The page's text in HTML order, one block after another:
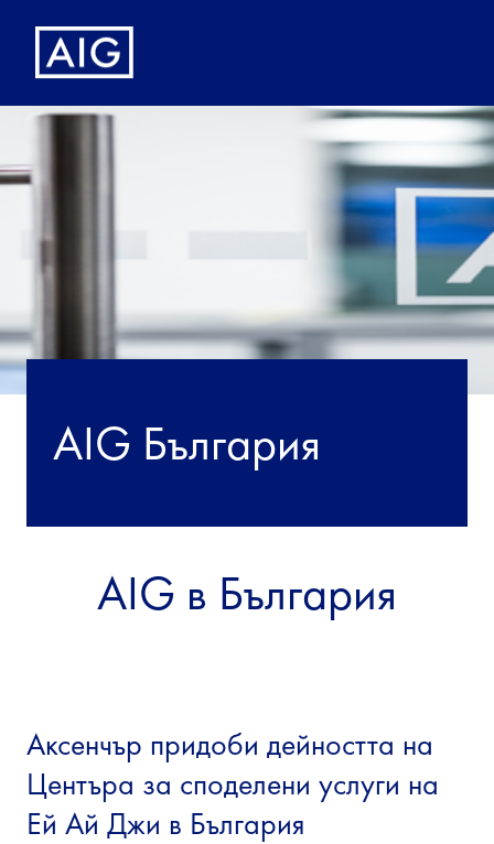
AIG България
AIG в България
Аксенчър придоби дейността на
Центъра за споделени услуги на
Ей Ай Джи в България